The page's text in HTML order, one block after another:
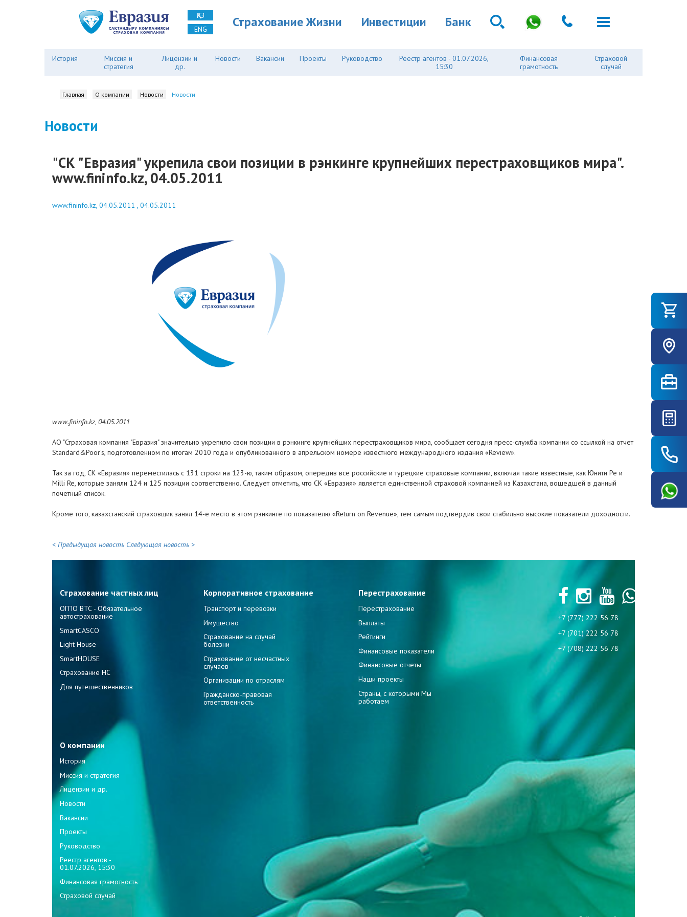
ҚАЗ
ENG
Страхование Жизни Инвестиции Банк
История
Миссия и
стратегия
Лицензии и
др.
Новости Вакансии Проекты Руководство
Реестр агентов - 01.07.2026,
15:30
Финансовая
грамотность
Страховой
случай
Главная О компании Новости Новости
Новости
"СК "Евразия" укрепила свои позиции в рэнкинге крупнейших перестраховщиков мира".
www.fininfo.kz, 04.05.2011
www.fininfo.kz, 04.05.2011 , 04.05.2011
www.fininfo.kz, 04.05.2011
АО "Страховая компания "Евразия" значительно укрепило свои позиции в рэнкинге крупнейших перестраховщиков мира, сообщает сегодня пресс-служба компании со ссылкой на отчет
Standard&Poor's, подготовленном по итогам 2010 года и опубликованного в апрельском номере известного международного издания «Review».
Так за год, СК «Евразия» переместилась с 131 строки на 123-ю, таким образом, опередив все российские и турецкие страховые компании, включая такие известные, как Юнити Ре и
Milli Re, которые заняли 124 и 125 позиции соответственно. Следует отметить, что СК «Евразия» является единственной страховой компанией из Казахстана, вошедшей в данный
почетный список.
Кроме того, казахстанский страховщик занял 14-е место в этом рэнкинге по показателю «Return on Revenue», тем самым подтвердив свои стабильно высокие показатели доходности.
< Предыдущая новость Следующая новость >
Страхование частных лиц
ОГПО ВТС - Обязательное
автострахование
SmartCASCO
Light House
SmartHOUSE
Страхование НС
Для путешественников
Корпоративное страхование
Транспорт и перевозки
Имущество
Страхование на случай
болезни
Страхование от несчастных
случаев
Организации по отраслям
Гражданско-правовая
ответственность
Перестрахование
Перестрахование
Выплаты
Рейтинги
Финансовые показатели
Финансовые отчеты
Наши проекты
Страны, с которыми Мы
работаем
О компании
История
Миссия и стратегия
Лицензии и др.
Новости
Вакансии
Проекты
Руководство
Реестр агентов -
01.07.2026, 15:30
Финансовая грамотность
Страховой случай
+7 (777) 222 56 78
+7 (701) 222 56 78
+7 (708) 222 56 78